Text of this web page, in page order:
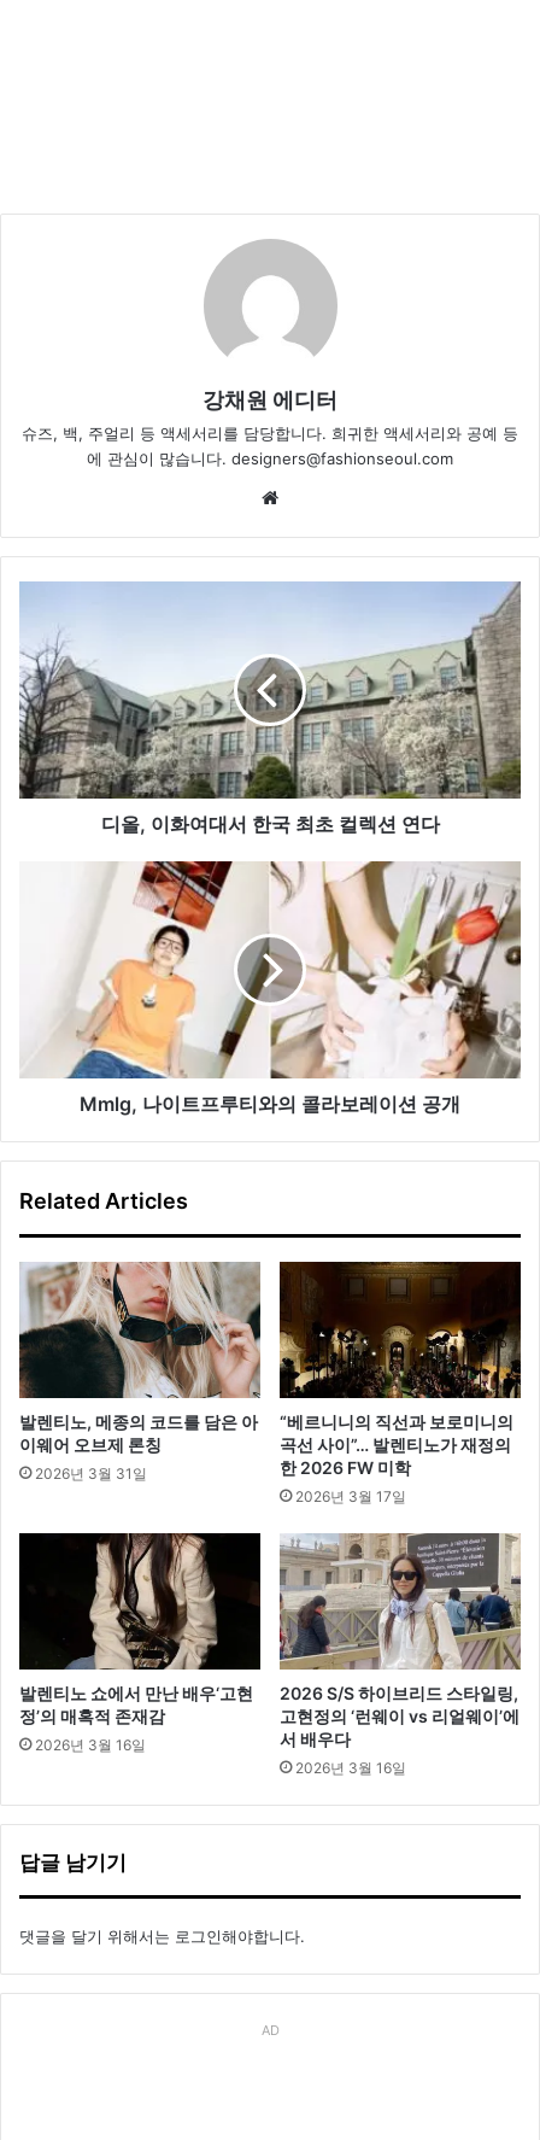
강채원 에디터
슈즈, 백, 주얼리 등 액세서리를 담당합니다. 희귀한 액세서리와 공예 등
에 관심이 많습니다. designers@fashionseoul.com
화
여
대
서
한
국
디올, 이화여대서 한국 최초 컬렉션 연다
의
이
개
Mmlg, 나이트프루티와의 콜라보레이션 공개
Related Articles
발렌티노, 메종의 코드를 담은 아
이웨어 오브제 론칭
2026년 3월 31일
“베르니니의 직선과 보로미니의
곡선 사이”… 발렌티노가 재정의
한 2026 FW 미학
2026년 3월 17일
발렌티노 쇼에서 만난 배우‘고현
정’의 매혹적 존재감
2026년 3월 16일
2026 S/S 하이브리드 스타일링,
고현정의 ‘런웨이 vs 리얼웨이’에
서 배우다
2026년 3월 16일
답글 남기기
댓글을 달기 위해서는 로그인해야합니다.
AD